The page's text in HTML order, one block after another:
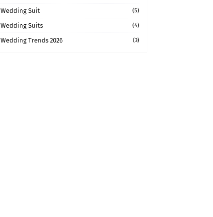
Wedding Suit (5)
Wedding Suits (4)
Wedding Trends 2026 (3)